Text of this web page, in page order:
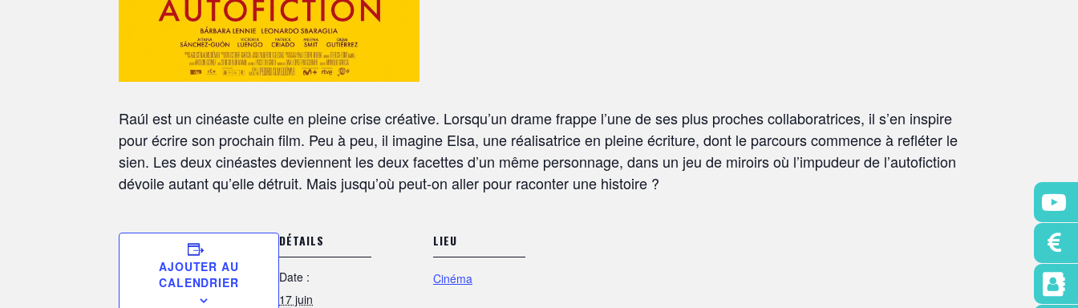
Raúl est un cinéaste culte en pleine crise créative. Lorsqu’un drame frappe l’une de ses plus proches collaboratrices, il s’en inspire
pour écrire son prochain film. Peu à peu, il imagine Elsa, une réalisatrice en pleine écriture, dont le parcours commence à refléter le
sien. Les deux cinéastes deviennent les deux facettes d’un même personnage, dans un jeu de miroirs où l’impudeur de l’autofiction
dévoile autant qu’elle détruit. Mais jusqu’où peut-on aller pour raconter une histoire ?
AJOUTER AU
CALENDRIER
DÉTAILS
Date :
17 juin
LIEU
Cinéma